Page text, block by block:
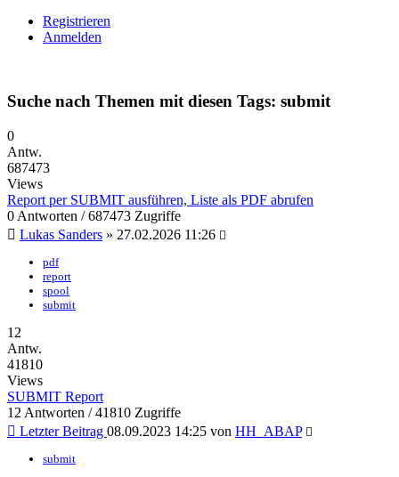
Registrieren
Anmelden
Suche nach Themen mit diesen Tags: submit
0
Antw.
687473
Views
Report per SUBMIT ausführen, Liste als PDF abrufen
0 Antworten / 687473 Zugriffe
Lukas Sanders » 27.02.2026 11:26
pdf
report
spool
submit
12
Antw.
41810
Views
SUBMIT Report
12 Antworten / 41810 Zugriffe
Letzter Beitrag 08.09.2023 14:25 von HH_ABAP
submit